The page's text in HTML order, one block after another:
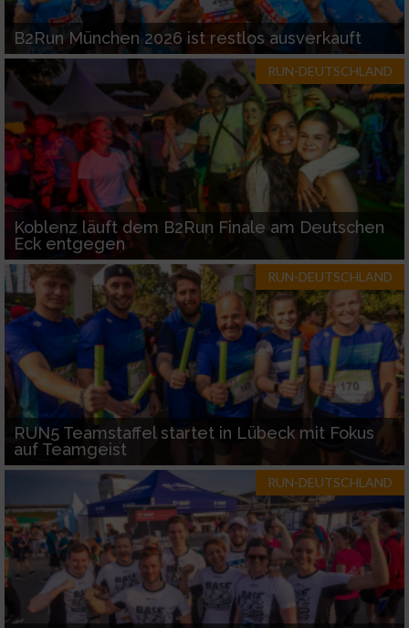
B2Run München 2026 ist restlos ausverkauft
RUN-DEUTSCHLAND
Koblenz läuft dem B2Run Finale am Deutschen
Eck entgegen
RUN-DEUTSCHLAND
RUN5 Teamstaffel startet in Lübeck mit Fokus
auf Teamgeist
RUN-DEUTSCHLAND